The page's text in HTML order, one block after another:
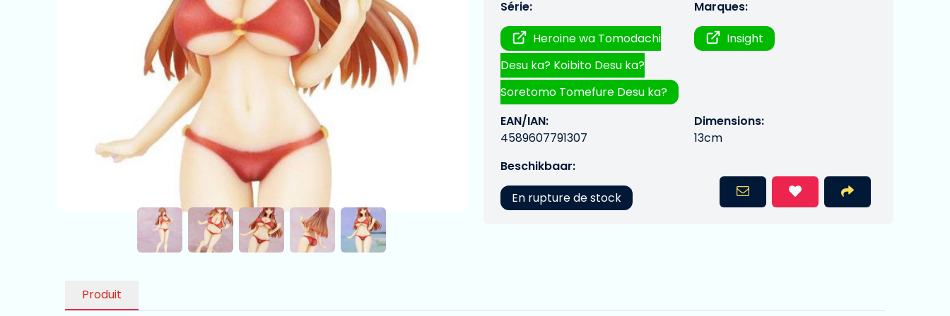
Série:
Heroine wa Tomodachi
Desu ka? Koibito Desu ka?
Soretomo Tomefure Desu ka?
Marques:
Insight
EAN/IAN:
4589607791307
Dimensions:
13cm
Beschikbaar:
En rupture de stock
Produit